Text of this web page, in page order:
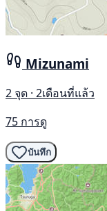
Mizunami
2 จุด · 2เดือนที่แล้ว
75 การดู
บันทึก